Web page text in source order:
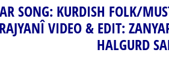
SONG: KURDISH FOLK/
VIDEO & EDIT:
HALGURD